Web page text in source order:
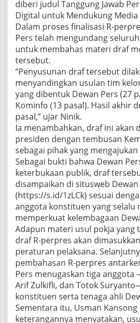
diberi judul Tanggung Jawab
Digital untuk Mendukung Media
Dalam proses finalisasi R-
Pers telah mengundang
untuk membahas materi draf
tersebut.
“Penyusunan draf tersebut
menyandingkan usulan tim
yang dibentuk Dewan Pers (27
Kominfo (13 pasal). Hasil akhir
pasal,” ujar Ninik.
Ia menambahkan, draf ini akan
presiden dengan tembusan
sebagai pihak yang
Sebagai bukti bahwa Dewan
keterbukaan publik, draf
disampaikan di situsweb Dewan
(https://s.id/1zLCk) sesuai
anggota konstituen yang selalu
memperkuat kelembagaan
Adapun materi usul pokja yang
draf R-perpres akan
peraturan pelaksana.
pembahasan R-perpres
Pers menugaskan tiga anggota
Arif Zulkifli, dan Totok
konstituen serta tenaga ahli
Sementara itu, Usman Kansong
keterangannya menyatakan,